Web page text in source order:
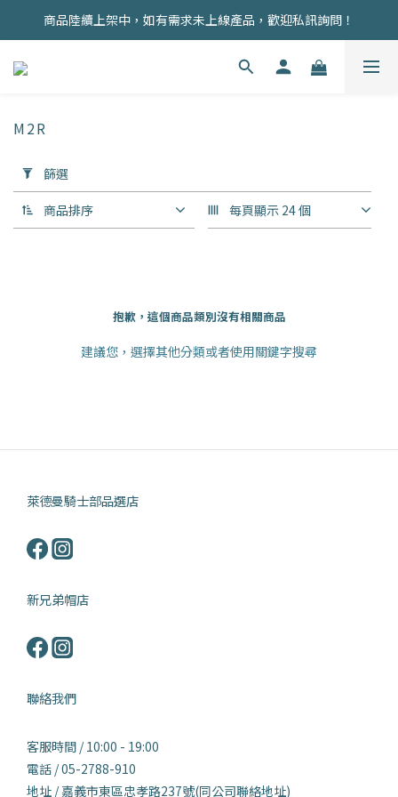
商品均為現貨，歡迎直接下單！
商品陸續上架中，如有需求未上線產品，歡迎私訊詢問！
註冊會員即贈100元購物金！
用
篩
選
(0/20)
M2R
篩選
商品排序 每頁顯示 24 個
抱歉，這個商品類別沒有相關商品
建議您，選擇其他分類或者使用關鍵字搜尋
萊德曼騎士部品選店
新兄弟帽店
聯絡我們
客服時間 / 10:00 - 19:00
電話 / 05-2788-910
地址 / 嘉義市東區忠孝路237號(同公司聯絡地址)